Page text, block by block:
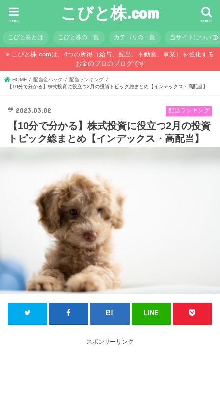
こびと株.com search
menu
こびと株とは こびと株の一覧 カテゴリの一覧 当サイトについて
こびと株.comは、4つの所得（給与、配当、不動産、事業）を強化する
お金のプロのブログです
HOME 配当金ハック
配当ランキング
【10分で分かる】株式投資に役立つ2月の投資トピック総まとめ【インデックス・高配当】
配当ランキング
2023.03.02
【10分で分かる】株式投資に役立つ2月の投資
トピック総まとめ【インデックス・高配当】
LINE
スポンサーリンク